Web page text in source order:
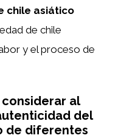
chile asiático
de chile
y el proceso de
al
del
de diferentes